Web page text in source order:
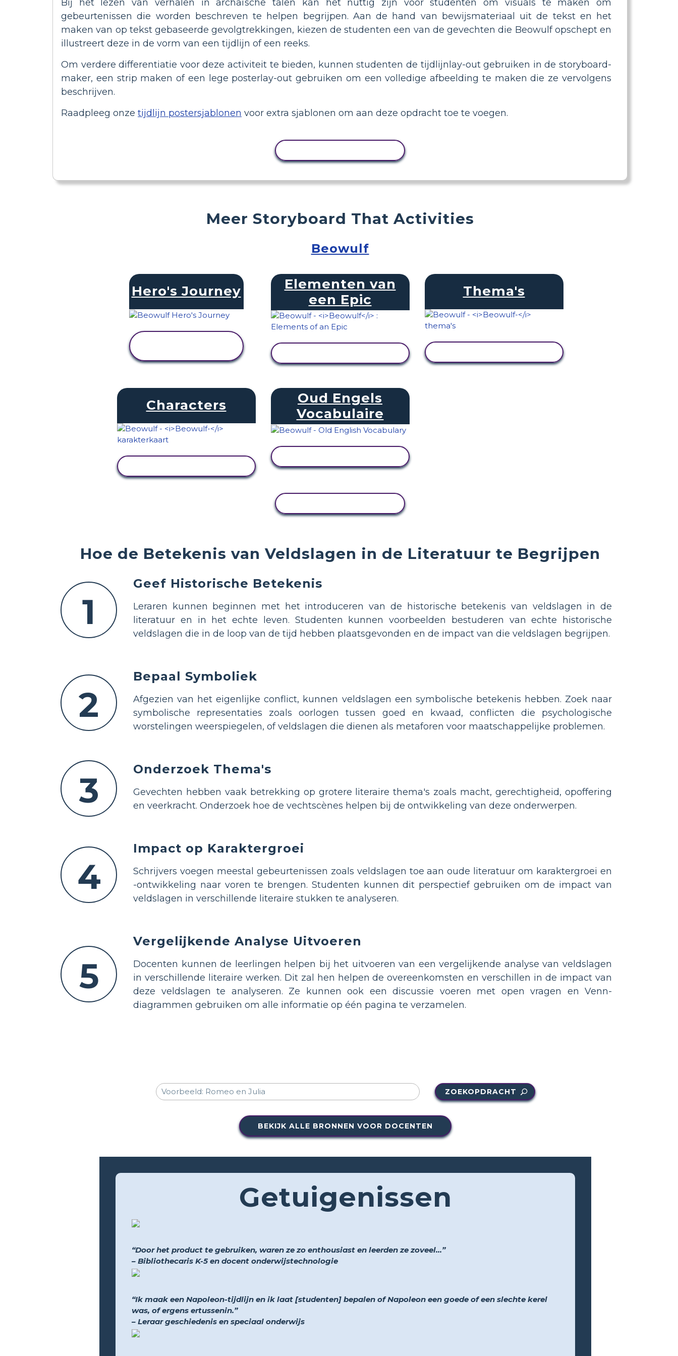
Bij het lezen van verhalen in archaïsche talen kan het nuttig zijn voor studenten om visuals te maken om
gebeurtenissen die worden beschreven te helpen begrijpen. Aan de hand van bewijsmateriaal uit de tekst en het
maken van op tekst gebaseerde gevolgtrekkingen, kiezen de studenten een van de gevechten die Beowulf opschept en
illustreert deze in de vorm van een tijdlijn of een reeks.
Om verdere differentiatie voor deze activiteit te bieden, kunnen studenten de tijdlijnlay-out gebruiken in de storyboard-
maker, een strip maken of een lege posterlay-out gebruiken om een volledige afbeelding te maken die ze vervolgens
beschrijven.
Raadpleeg onze tijdlijn postersjablonen voor extra sjablonen om aan deze opdracht toe te voegen.
Hoe de Betekenis van Veldslagen in de Literatuur te Begrijpen
1
Geef Historische Betekenis
Leraren kunnen beginnen met het introduceren van de historische betekenis van veldslagen in de
literatuur en in het echte leven. Studenten kunnen voorbeelden bestuderen van echte historische
veldslagen die in de loop van de tijd hebben plaatsgevonden en de impact van die veldslagen begrijpen.
2
Bepaal Symboliek
Afgezien van het eigenlijke conflict, kunnen veldslagen een symbolische betekenis hebben. Zoek naar
symbolische representaties zoals oorlogen tussen goed en kwaad, conflicten die psychologische
worstelingen weerspiegelen, of veldslagen die dienen als metaforen voor maatschappelijke problemen.
3
Onderzoek Thema's
Gevechten hebben vaak betrekking op grotere literaire thema's zoals macht, gerechtigheid, opoffering
en veerkracht. Onderzoek hoe de vechtscènes helpen bij de ontwikkeling van deze onderwerpen.
4
Impact op Karaktergroei
Schrijvers voegen meestal gebeurtenissen zoals veldslagen toe aan oude literatuur om karaktergroei en
-ontwikkeling naar voren te brengen. Studenten kunnen dit perspectief gebruiken om de impact van
veldslagen in verschillende literaire stukken te analyseren.
5
Vergelijkende Analyse Uitvoeren
Docenten kunnen de leerlingen helpen bij het uitvoeren van een vergelijkende analyse van veldslagen
in verschillende literaire werken. Dit zal hen helpen de overeenkomsten en verschillen in de impact van
deze veldslagen te analyseren. Ze kunnen ook een discussie voeren met open vragen en Venn-
diagrammen gebruiken om alle informatie op één pagina te verzamelen.
Meer Storyboard That Activities
Beowulf
Hero's Journey
Elementen van
een Epic
Thema's
Characters
Oud Engels
Vocabulaire
ZOEKOPDRACHT
BEKIJK ALLE BRONNEN VOOR DOCENTEN
Getuigenissen
“Door het product te gebruiken, waren ze zo enthousiast en leerden ze zoveel...”
– Bibliothecaris K-5 en docent onderwijstechnologie
“Ik maak een Napoleon-tijdlijn en ik laat [studenten] bepalen of Napoleon een goede of een slechte kerel
was, of ergens ertussenin.”
– Leraar geschiedenis en speciaal onderwijs